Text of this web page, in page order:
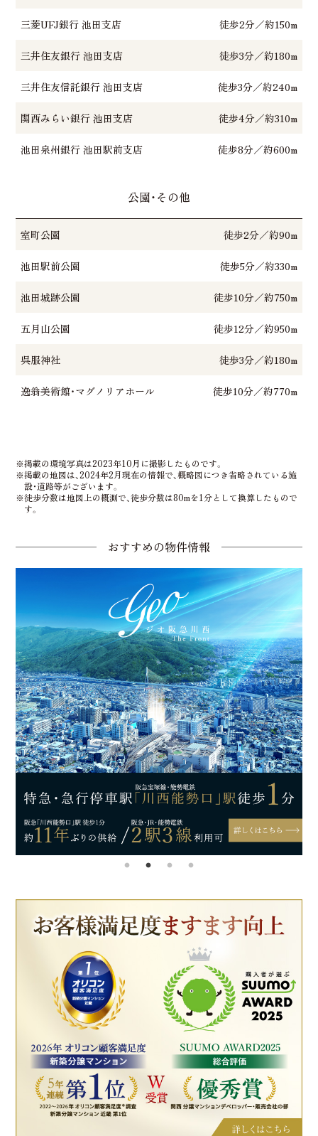
三菱UFJ銀行 池田支店 徒歩2分／約150m
三井住友銀行 池田支店 徒歩3分／約180m
三井住友信託銀行 池田支店 徒歩3分／約240m
関西みらい銀行 池田支店 徒歩4分／約310m
池田泉州銀行 池田駅前支店 徒歩8分／約600m
公園・その他
室町公園 徒歩2分／約90m
池田駅前公園 徒歩5分／約330m
池田城跡公園 徒歩10分／約750m
五月山公園 徒歩12分／約950m
呉服神社 徒歩3分／約180m
逸翁美術館・マグノリアホール 徒歩10分／約770m
※掲載の環境写真は2023年10月に撮影したものです。
※掲載の地図は、2024年2月現在の情報で、概略図につき省略されている施
設・道路等がございます。
※徒歩分数は地図上の概測で、徒歩分数は80mを1分として換算したもので
す。
おすすめの物件情報